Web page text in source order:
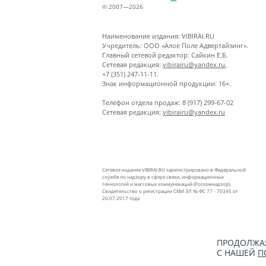
© 2007—2026
Наименование издания: VIBIRAI.RU
Учредитель: ООО «Алое Поле Адвертайзинг».
Главный сетевой редактор: Сайкин Е.Б.
Сетевая редакция: vibirairu@yandex.ru
+7 (351) 247-11-11.
Знак информационной продукции: 16+.
Телефон отдела продаж: 8 (917) 299-67-02
Сетевая редакция: vibirairu@yandex.ru
Сетевое издание VIBIRAI.RU зарегистрировано в Федеральной
службе по надзору в сфере связи, информационных
технологий и массовых коммуникаций (Роскомнадзор).
Свидетельство о регистрации СМИ ЭЛ № ФС 77 - 70345 от
20.07.2017 года
С НАШЕЙ